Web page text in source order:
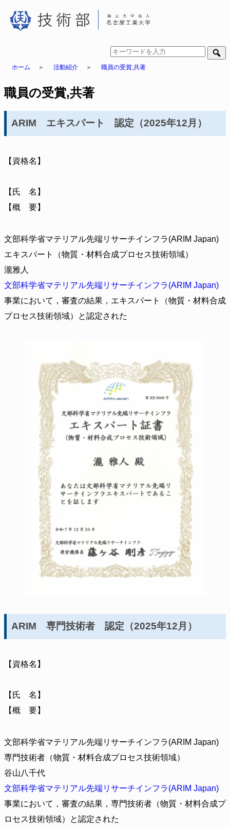
ホーム ＞ 活動紹介 ＞ 職員の受賞,共著
職員の受賞,共著
ARIM エキスパート 認定（2025年12月）
【資格名】
【氏 名】
【概 要】
文部科学省マテリアル先端リサーチインフラ(ARIM Japan)
エキスパート（物質・材料合成プロセス技術領域）
瀧雅人
文部科学省マテリアル先端リサーチインフラ(ARIM Japan)
事業において，審査の結果，エキスパート（物質・材料合成
プロセス技術領域）と認定された
ARIM 専門技術者 認定（2025年12月）
【資格名】
【氏 名】
【概 要】
文部科学省マテリアル先端リサーチインフラ(ARIM Japan)
専門技術者（物質・材料合成プロセス技術領域）
谷山八千代
文部科学省マテリアル先端リサーチインフラ(ARIM Japan)
事業において，審査の結果，専門技術者（物質・材料合成プ
ロセス技術領域）と認定された